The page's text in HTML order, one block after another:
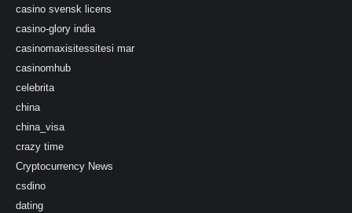
casino svensk licens
casino-glory india
casinomaxisitessitesi mar
casinomhub
celebrita
china
china_visa
crazy time
Cryptocurrency News
csdino
dating